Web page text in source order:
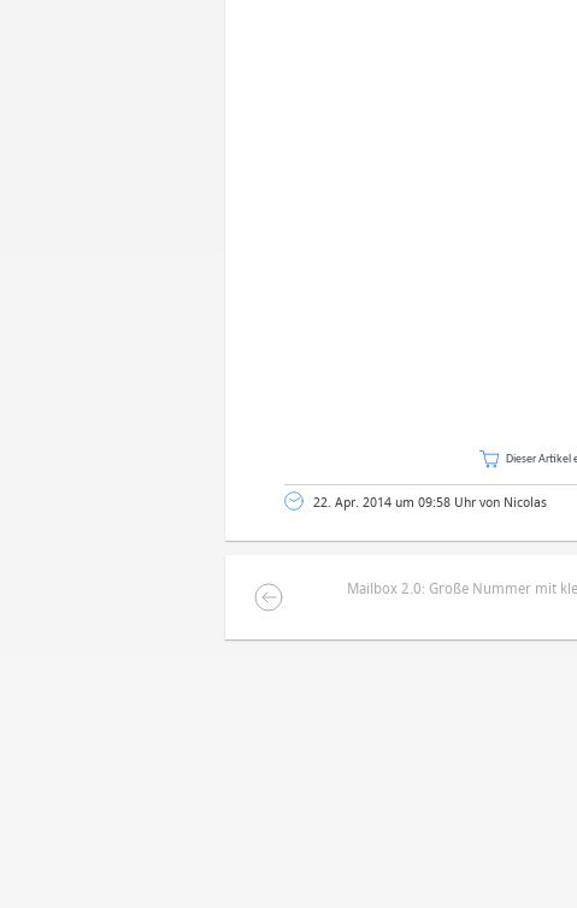
Dieser Artikel
22. Apr. 2014 um 09:58 Uhr von Nicolas
Mailbox 2.0: Große Nummer mit